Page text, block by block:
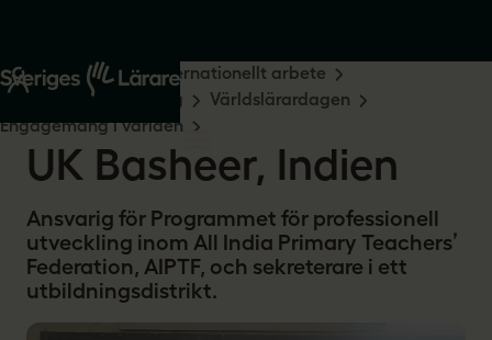
Start Om oss
Internationellt arbete
Medlemsengagemang
Världslärardagen
Engagemang i världen
UK Basheer, Indien
Ansvarig för Programmet för professionell
utveckling inom All India Primary Teachers’
Federation, AIPTF, och sekreterare i ett
utbildningsdistrikt.